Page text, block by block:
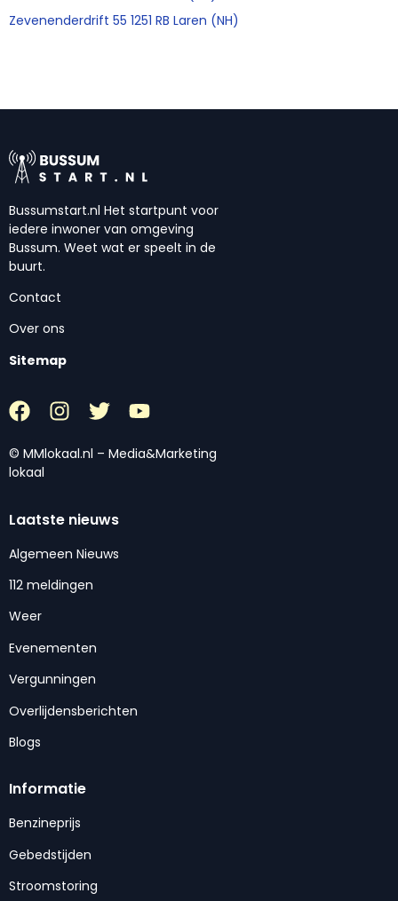
Zevenenderdrift 55 1251 RB Laren (NH)
Bussumstart.nl Het startpunt voor
iedere inwoner van omgeving
Bussum. Weet wat er speelt in de
buurt.
Contact
Over ons
Sitemap
© MMlokaal.nl – Media&Marketing
lokaal
Laatste nieuws
Algemeen Nieuws
112 meldingen
Weer
Evenementen
Vergunningen
Overlijdensberichten
Blogs
Informatie
Benzineprijs
Gebedstijden
Stroomstoring